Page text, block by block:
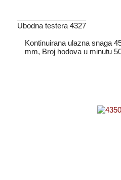
Ubodna testera 4327
Kontinuirana ulazna snaga
mm, Broj hodova u minutu